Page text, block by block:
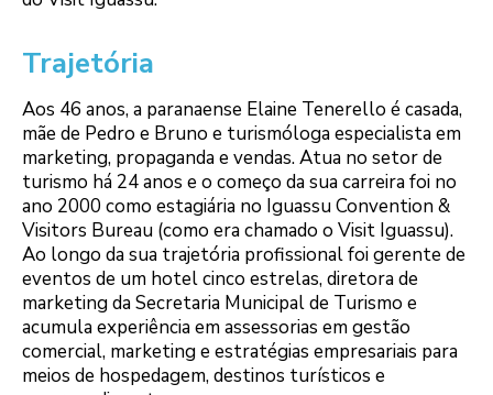
Trajetória
Aos 46 anos, a paranaense Elaine Tenerello é casada,
mãe de Pedro e Bruno e turismóloga especialista em
marketing, propaganda e vendas. Atua no setor de
turismo há 24 anos e o começo da sua carreira foi no
ano 2000 como estagiária no Iguassu Convention &
Visitors Bureau (como era chamado o Visit Iguassu).
Ao longo da sua trajetória profissional foi gerente de
eventos de um hotel cinco estrelas, diretora de
marketing da Secretaria Municipal de Turismo e
acumula experiência em assessorias em gestão
comercial, marketing e estratégias empresariais para
meios de hospedagem, destinos turísticos e